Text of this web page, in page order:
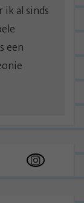
al sinds
een